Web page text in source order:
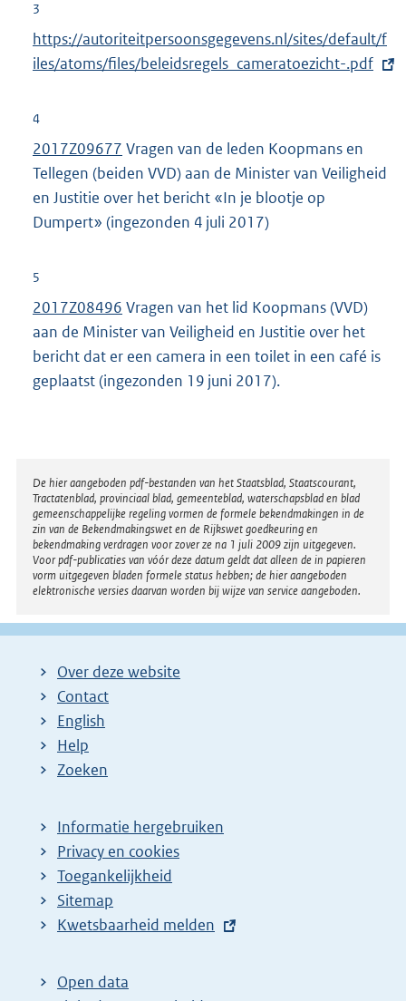
l
i
n
:
3
E
x
e
n
k
:
https://autoriteitpersoonsgegevens.nl/sites/default/f
iles/atoms/files/beleidsregels_cameratoezicht-.pdf
4
2017Z09677 Vragen van de leden Koopmans en
Tellegen (beiden VVD) aan de Minister van Veiligheid
en Justitie over het bericht «In je blootje op
Dumpert» (ingezonden 4 juli 2017)
5
2017Z08496 Vragen van het lid Koopmans (VVD)
aan de Minister van Veiligheid en Justitie over het
bericht dat er een camera in een toilet in een café is
geplaatst (ingezonden 19 juni 2017).
Disclaimer
De hier aangeboden pdf-bestanden van het Staatsblad, Staatscourant,
Tractatenblad, provinciaal blad, gemeenteblad, waterschapsblad en blad
gemeenschappelijke regeling vormen de formele bekendmakingen in de
zin van de Bekendmakingswet en de Rijkswet goedkeuring en
bekendmaking verdragen voor zover ze na 1 juli 2009 zijn uitgegeven.
Voor pdf-publicaties van vóór deze datum geldt dat alleen de in papieren
vorm uitgegeven bladen formele status hebben; de hier aangeboden
elektronische versies daarvan worden bij wijze van service aangeboden.
Over deze website
Contact
English
Help
Zoeken
Informatie hergebruiken
Privacy en cookies
Toegankelijkheid
Sitemap
E
t
Kwetsbaarheid melden
Open data